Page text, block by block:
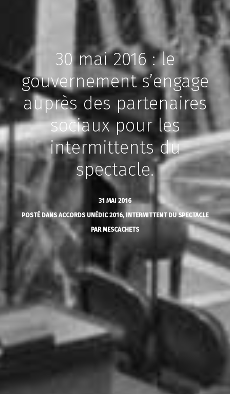
30 mai 2016 : le
gouvernement s’engage
auprès des partenaires
sociaux pour les
intermittents du
spectacle.
31 MAI 2016
POSTÉ DANSACCORDS UNÉDIC 2016, INTERMITTENT DU SPECTACLE
PARMESCACHETS